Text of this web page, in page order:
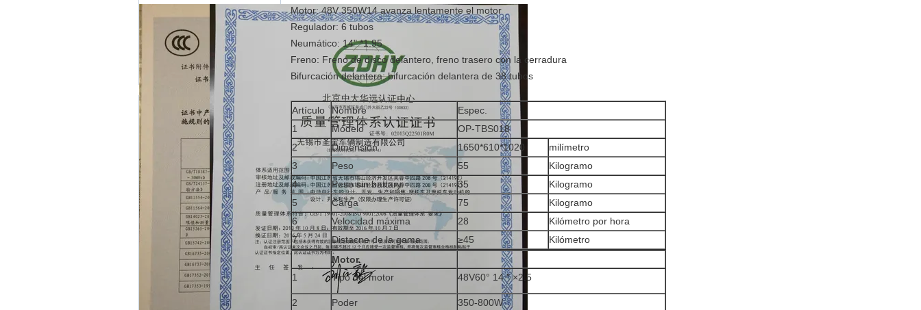
Motor: 48V 350W14 avanza lentamente el motor
Regulador: 6 tubos
Neumático: 14" *1.95
Freno: Freno de disco delantero, freno trasero con la cerradura
Bifurcación delantera: bifurcación delantera de 38 tubos
Artículo Nombre
Espec.
1
Modelo
OP-TBS018
2
Dimensión 1650*610*1020
milímetro
3
Peso 55
Kilogramo
4
Peso sin battary 35
Kilogramo
5
Carga 75
Kilogramo
6
Velocidad máxima 28
Kilómetro por hora
7
Distacne de la gama ≥45
Kilómetro
Motor
1
Tipo del motor 48V60° 14 ″ ×2.5
2 Poder
350-800W